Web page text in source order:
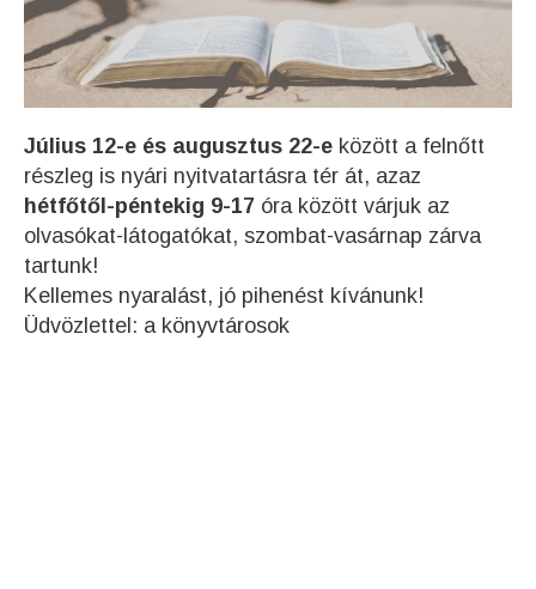
Július 12-e és augusztus 22-e között a felnőtt
részleg is nyári nyitvatartásra tér át, azaz
hétfőtől-péntekig 9-17 óra között várjuk az
olvasókat-látogatókat, szombat-vasárnap zárva
tartunk!
Kellemes nyaralást, jó pihenést kívánunk!
Üdvözlettel: a könyvtárosok